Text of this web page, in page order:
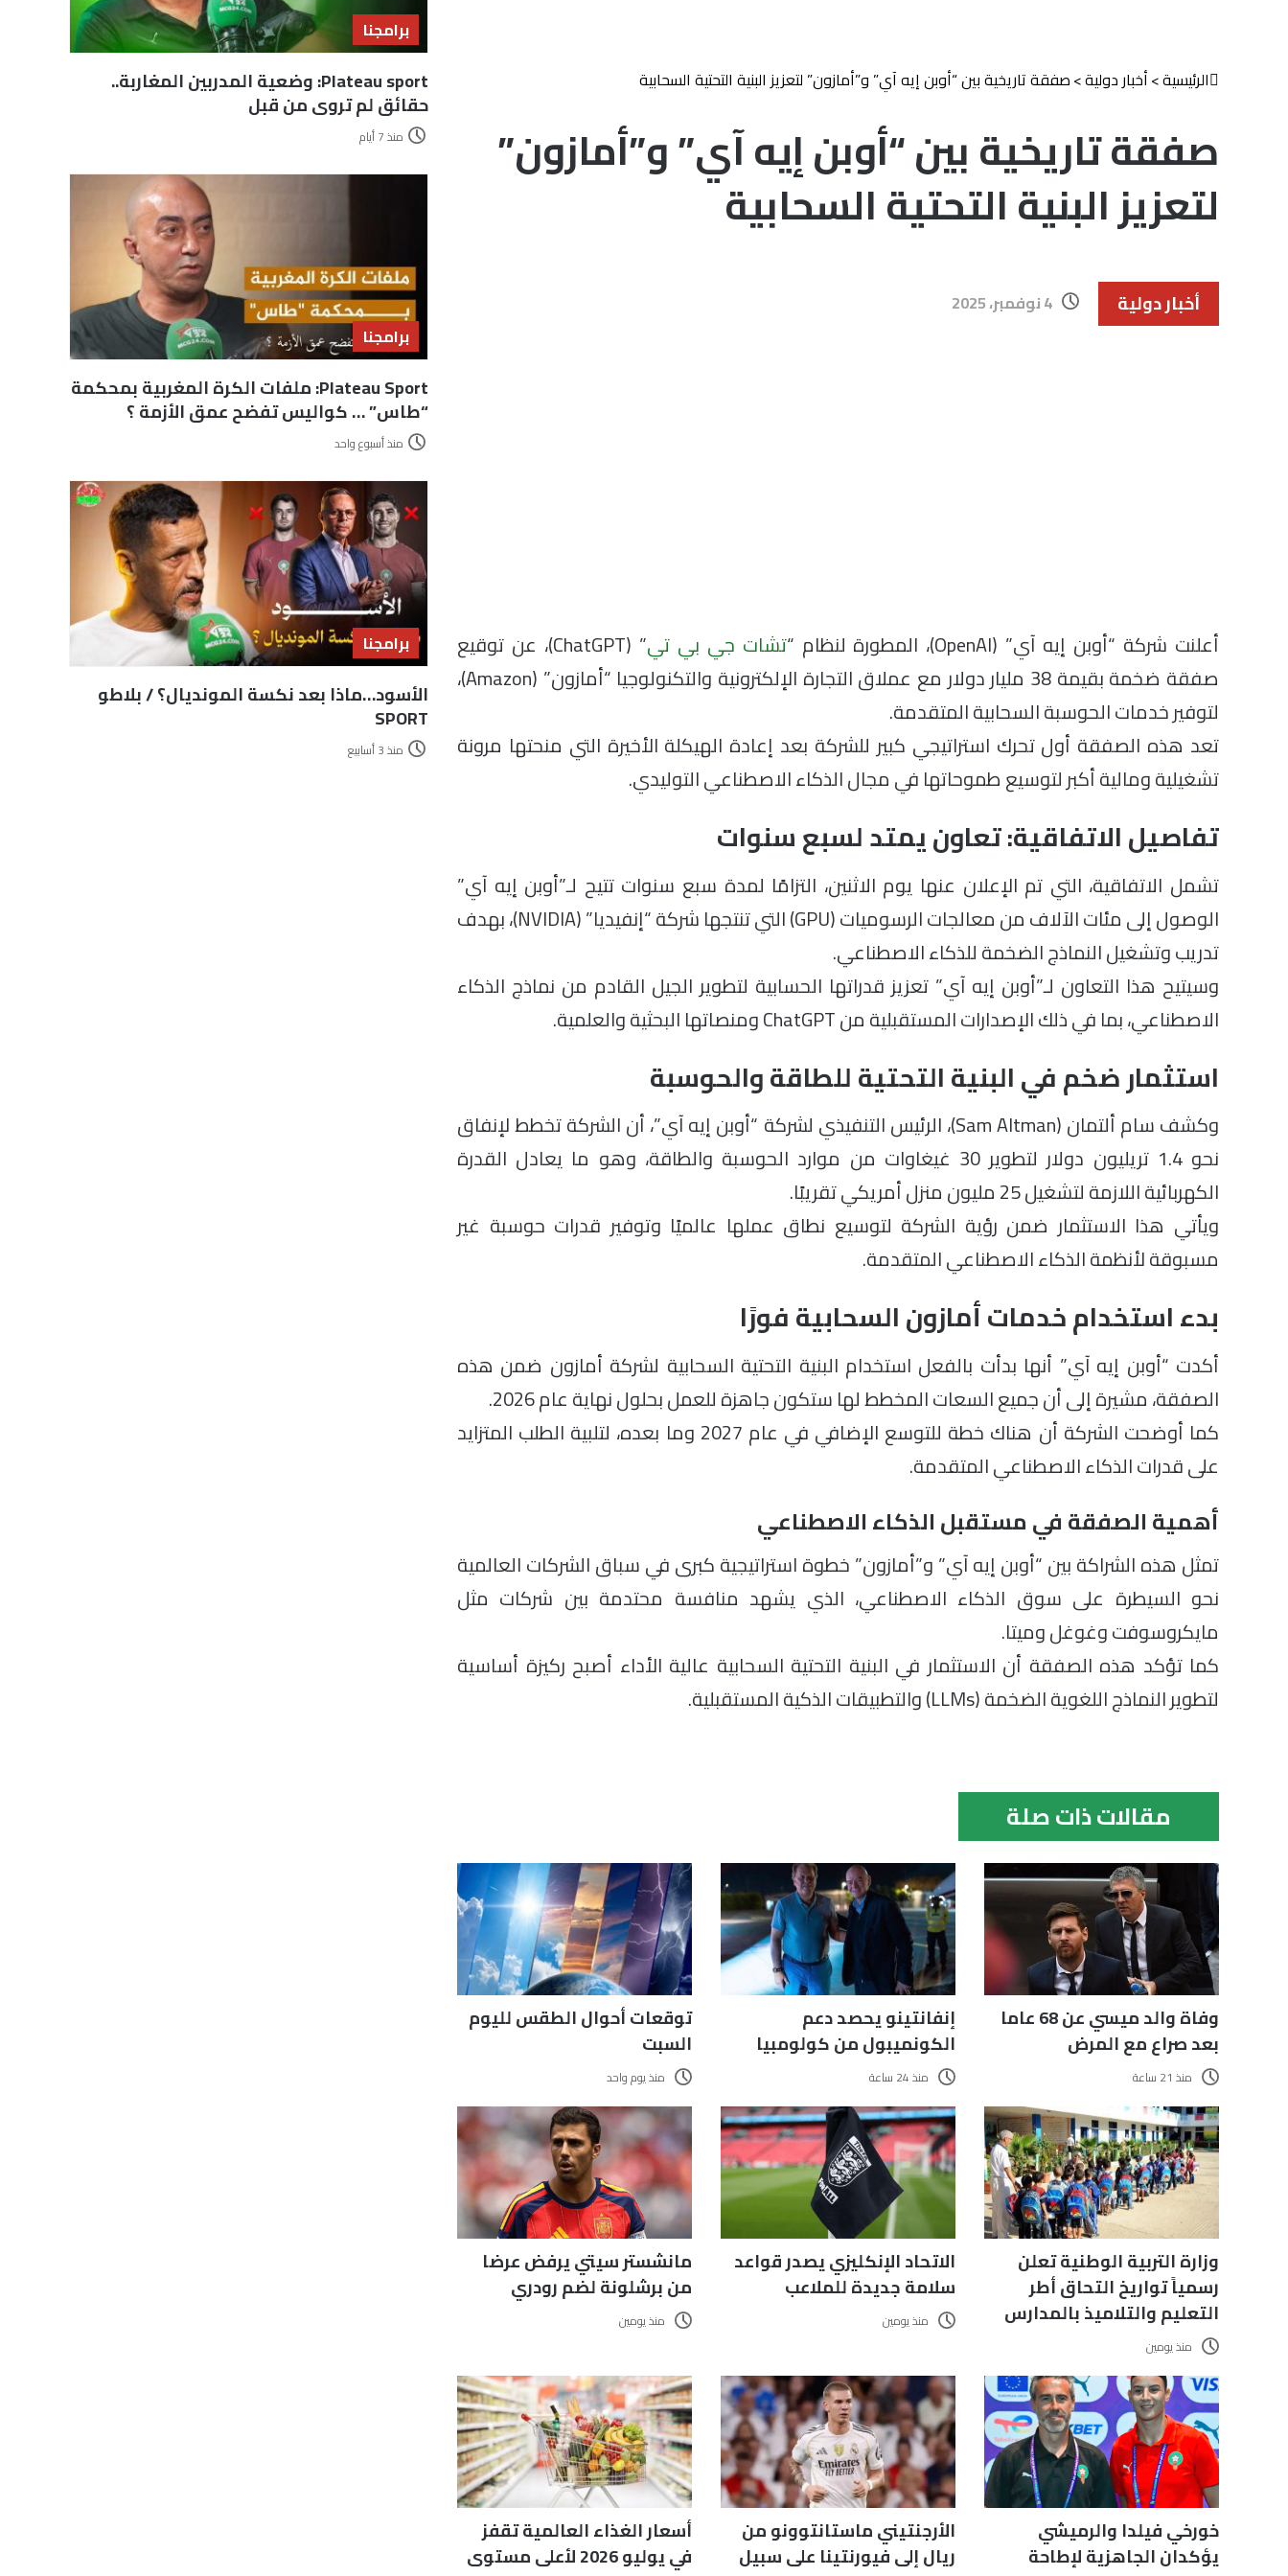
الرئيسية>أخبار دولية>صفقة تاريخية بين “أوبن إيه آي” و”أمازون” لتعزيز البنية التحتية السحابية
صفقة تاريخية بين “أوبن إيه آي” و”أمازون”
لتعزيز البنية التحتية السحابية
أخبار دولية 4 نوفمبر، 2025
أعلنت شركة “أوبن إيه آي” (OpenAI)، المطورة لنظام “ تشات جي بي تي
” (ChatGPT)، عن توقيع
صفقة ضخمة بقيمة 38 مليار دولار مع عملاق التجارة الإلكترونية والتكنولوجيا “أمازون” (Amazon)،
لتوفير خدمات الحوسبة السحابية المتقدمة.
تعد هذه الصفقة أول تحرك استراتيجي كبير للشركة بعد إعادة الهيكلة الأخيرة التي منحتها مرونة
تشغيلية ومالية أكبر لتوسيع طموحاتها في مجال الذكاء الاصطناعي التوليدي.
تفاصيل الاتفاقية: تعاون يمتد لسبع سنوات
تشمل الاتفاقية، التي تم الإعلان عنها يوم الاثنين، التزامًا لمدة سبع سنوات تتيح لـ”أوبن إيه آي”
الوصول إلى مئات الآلاف من معالجات الرسوميات (GPU) التي تنتجها شركة “إنفيديا” (NVIDIA)، بهدف
تدريب وتشغيل النماذج الضخمة للذكاء الاصطناعي.
وسيتيح هذا التعاون لـ”أوبن إيه آي” تعزيز قدراتها الحسابية لتطوير الجيل القادم من نماذج الذكاء
الاصطناعي، بما في ذلك الإصدارات المستقبلية من ChatGPT ومنصاتها البحثية والعلمية.
استثمار ضخم في البنية التحتية للطاقة والحوسبة
وكشف سام ألتمان (Sam Altman)، الرئيس التنفيذي لشركة “أوبن إيه آي”، أن الشركة تخطط لإنفاق
نحو 1.4 تريليون دولار لتطوير 30 غيغاوات من موارد الحوسبة والطاقة، وهو ما يعادل القدرة
الكهربائية اللازمة لتشغيل 25 مليون منزل أمريكي تقريبًا.
ويأتي هذا الاستثمار ضمن رؤية الشركة لتوسيع نطاق عملها عالميًا وتوفير قدرات حوسبة غير
مسبوقة لأنظمة الذكاء الاصطناعي المتقدمة.
بدء استخدام خدمات أمازون السحابية فورًا
أكدت “أوبن إيه آي” أنها بدأت بالفعل استخدام البنية التحتية السحابية لشركة أمازون ضمن هذه
الصفقة، مشيرة إلى أن جميع السعات المخطط لها ستكون جاهزة للعمل بحلول نهاية عام 2026.
كما أوضحت الشركة أن هناك خطة للتوسع الإضافي في عام 2027 وما بعده، لتلبية الطلب المتزايد
على قدرات الذكاء الاصطناعي المتقدمة.
أهمية الصفقة في مستقبل الذكاء الاصطناعي
تمثل هذه الشراكة بين “أوبن إيه آي” و”أمازون” خطوة استراتيجية كبرى في سباق الشركات العالمية
نحو السيطرة على سوق الذكاء الاصطناعي، الذي يشهد منافسة محتدمة بين شركات مثل
مايكروسوفت وغوغل وميتا.
كما تؤكد هذه الصفقة أن الاستثمار في البنية التحتية السحابية عالية الأداء أصبح ركيزة أساسية
لتطوير النماذج اللغوية الضخمة (LLMs) والتطبيقات الذكية المستقبلية.
مقالات ذات صلة
وفاة والد ميسي عن 68 عاما
بعد صراع مع المرض
منذ 21 ساعة
إنفانتينو يحصد دعم
الكونميبول من كولومبيا
منذ 24 ساعة
توقعات أحوال الطقس لليوم
السبت
منذ يوم واحد
وزارة التربية الوطنية تعلن
رسمياً تواريخ التحاق أطر
التعليم والتلاميذ بالمدارس
منذ يومين
الاتحاد الإنكليزي يصدر قواعد
سلامة جديدة للملاعب
منذ يومين
مانشستر سيتي يرفض عرضا
من برشلونة لضم رودري
منذ يومين
خورخي فيلدا والرميشي
يؤكدان الجاهزية لإطاحة
الأرجنتيني ماستانتوونو من
ريال إلى فيورنتينا على سبيل
أسعار الغذاء العالمية تقفز
في يوليو 2026 لأعلى مستوى
برامجنا
Plateau sport: وضعية المدربين المغاربة..
حقائق لم تروى من قبل
منذ 7 أيام
برامجنا
Plateau Sport: ملفات الكرة المغربية بمحكمة
“طاس” … كواليس تفضح عمق الأزمة ؟
منذ أسبوع واحد
برامجنا
الأسود…ماذا بعد نكسة المونديال؟ / بلاطو
SPORT
منذ 3 أسابيع